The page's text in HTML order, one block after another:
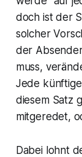
doch ist der
solcher
der
muss,
Jede
diesem Satz
mitgeredet,
Dabei lohnt